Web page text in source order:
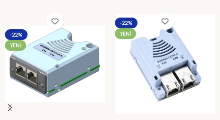
-22%
YENI
-22%
YENI